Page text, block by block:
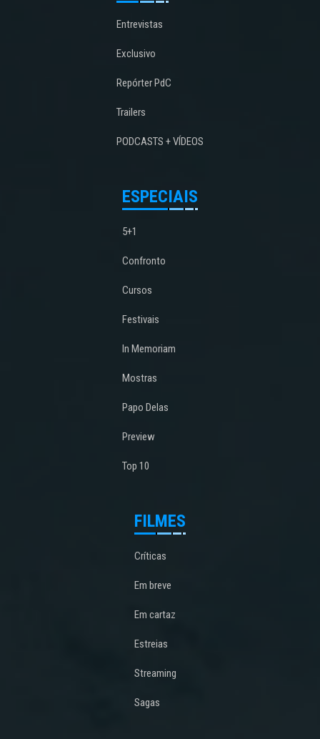
Entrevistas
Exclusivo
Repórter PdC
Trailers
PODCASTS + VÍDEOS
ESPECIAIS
5+1
Confronto
Cursos
Festivais
In Memoriam
Mostras
Papo Delas
Preview
Top 10
FILMES
Críticas
Em breve
Em cartaz
Estreias
Streaming
Sagas